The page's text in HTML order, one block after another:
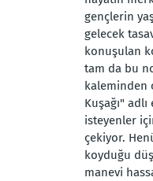
gençlerin
gelecek
konuşulan
tam da bu
kaleminden
Kuşağı"
isteyenler
çekiyor.
koyduğu
manevi